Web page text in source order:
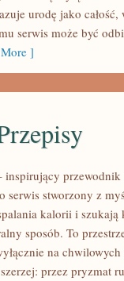
urodę jako
serwis może być
]
inspirujący
serwis stworzony z
kalorii i
sposób. To
na
przez pryzmat